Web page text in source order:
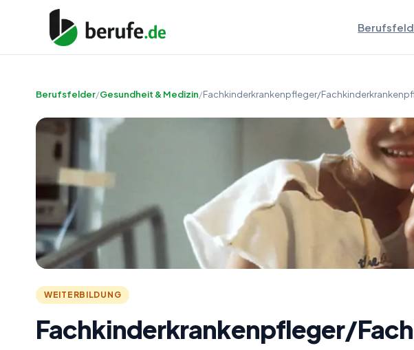
Berufsfelder/Gesundheit & Medizin/Fachkinderkrankenpfleger/
WEITERBILDUNG
Fachkinderkrankenpfleger/